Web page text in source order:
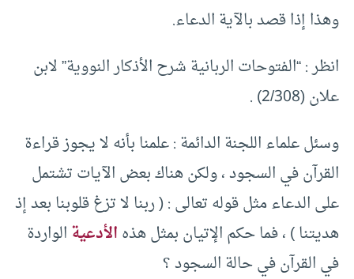
وهذا إذا قصد بالآية الدعاء.
انظر : “الفتوحات الربانية شرح الأذكار النووية” لابن
علان (2/308) .
وسئل علماء اللجنة الدائمة : علمنا بأنه لا يجوز قراءة
القرآن في السجود ، ولكن هناك بعض الآيات تشتمل
على الدعاء مثل قوله تعالى : ( ربنا لا تزغ قلوبنا بعد إذ
هديتنا ) ، فما حكم الإتيان بمثل هذهالأدعيةالواردة
في القرآن في حالة السجود ؟